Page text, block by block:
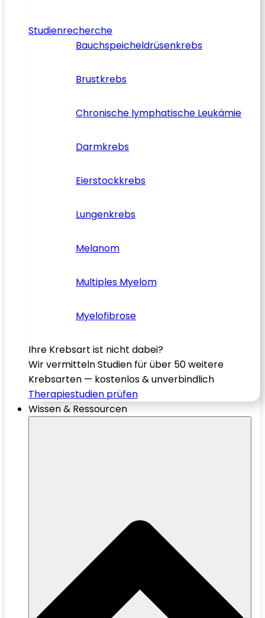
Studienrecherche
Bauchspeicheldrüsenkrebs
Brustkrebs
Chronische lymphatische Leukämie
Darmkrebs
Eierstockkrebs
Lungenkrebs
Melanom
Multiples Myelom
Myelofibrose
Ihre Krebsart ist nicht dabei?
Wir vermitteln Studien für über 50 weitere
Krebsarten — kostenlos & unverbindlich
Therapiestudien prüfen
Wissen & Ressourcen